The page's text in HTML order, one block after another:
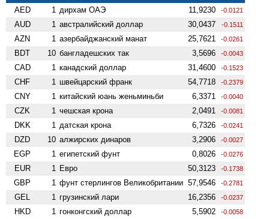
AED
1 дирхам ОАЭ 11,9230 -0.0121
AUD 1 австралийский доллар 30,0437 -0.1511
AZN 1 азербайджанский манат 25,7621 -0.0261
BDT 10 бангладешских так 3,5696 -0.0043
CAD 1 канадский доллар 31,4600 -0.1523
CHF 1 швейцарский франк 54,7718 -0.2379
CNY 1 китайский юань женьминьби 6,3371 -0.0040
CZK 1 чешская крона 2,0491 -0.0081
DKK 1 датская крона 6,7326 -0.0241
DZD 10 алжирских динаров 3,2906 -0.0027
EGP 1 египетский фунт 0,8026 -0.0276
EUR 1 Евро 50,3123 -0.1738
GBP 1 фунт стерлингов Велико­британии 57,9546 -0.2781
GEL 1 грузинский лари 16,2356 -0.0237
HKD 1 гонконгский доллар 5,5902 -0.0058